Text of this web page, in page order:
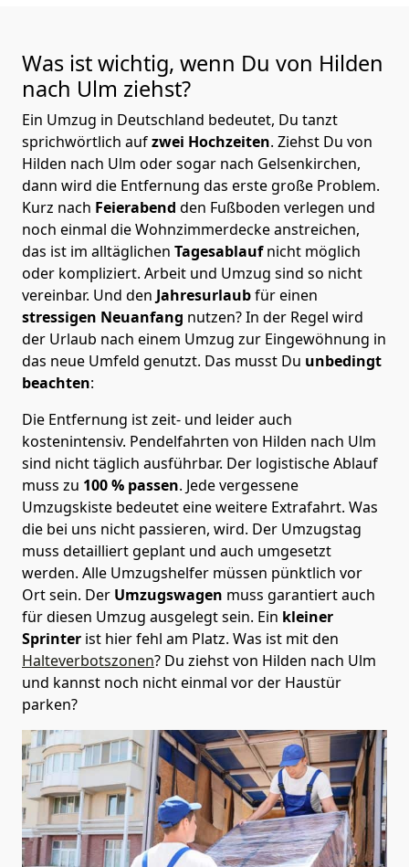
Was ist wichtig, wenn Du von Hilden
nach Ulm ziehst?
Ein Umzug in Deutschland bedeutet, Du tanzt
sprichwörtlich aufzwei Hochzeiten. Ziehst Du von
Hilden nach Ulm oder sogar nach Gelsenkirchen,
dann wird die Entfernung das erste große Problem.
Kurz nach Feierabend den Fußboden verlegen und
noch einmal die Wohnzimmerdecke anstreichen,
das ist im alltäglichen Tagesablaufnicht möglich
oder kompliziert. Arbeit und Umzug sind so nicht
vereinbar. Und den Jahresurlaubfür einen
stressigen Neuanfang nutzen? In der Regel wird
der Urlaub nach einem Umzug zur Eingewöhnung in
das neue Umfeld genutzt. Das musst Du unbedingt
beachten:
Die Entfernung ist zeit- und leider auch
kostenintensiv. Pendelfahrten von Hilden nach Ulm
sind nicht täglich ausführbar. Der logistische Ablauf
muss zu 100 % passen. Jede vergessene
Umzugskiste bedeutet eine weitere Extrafahrt. Was
die bei uns nicht passieren, wird. Der Umzugstag
muss detailliert geplant und auch umgesetzt
werden. Alle Umzugshelfer müssen pünktlich vor
Ort sein. Der Umzugswagen muss garantiert auch
für diesen Umzug ausgelegt sein. Ein kleiner
Sprinter ist hier fehl am Platz. Was ist mit den
Halteverbotszonen? Du ziehst von Hilden nach Ulm
und kannst noch nicht einmal vor der Haustür
parken?